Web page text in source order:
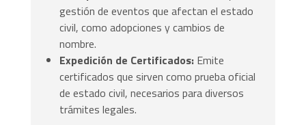
gestión de eventos que afectan el estado
civil, como adopciones y cambios de
nombre.
Expedición de Certificados: Emite
certificados que sirven como prueba oficial
de estado civil, necesarios para diversos
trámites legales.